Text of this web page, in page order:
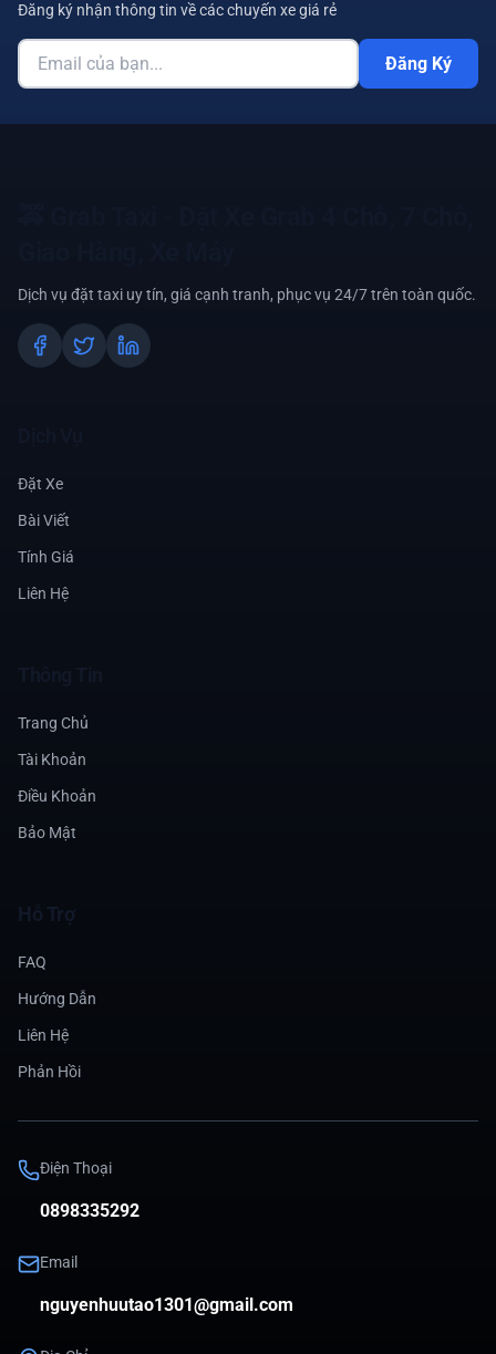
Đăng ký nhận thông tin về các chuyến xe giá rẻ
Đăng Ký
Dịch vụ đặt taxi uy tín, giá cạnh tranh, phục vụ 24/7 trên toàn quốc.
Đặt Xe
Bài Viết
Tính Giá
Liên Hệ
Trang Chủ
Tài Khoản
Điều Khoản
Bảo Mật
Hỗ Trợ
FAQ
Hướng Dẫn
Liên Hệ
Phản Hồi
Điện Thoại
0898335292
Email
nguyenhuutao1301@gmail.com